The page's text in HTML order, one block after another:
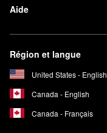
Aide
Région et langue
United States - English
Canada - English
Canada - Français